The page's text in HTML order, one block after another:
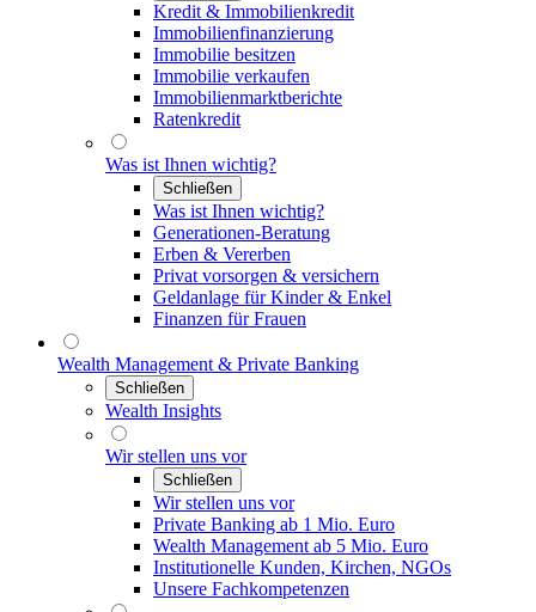
Kredit & Immobilienkredit
Immobilienfinanzierung
Immobilie besitzen
Immobilie verkaufen
Immobilienmarktberichte
Ratenkredit
Was ist Ihnen wichtig?
Schließen
Was ist Ihnen wichtig?
Generationen-Beratung
Erben & Vererben
Privat vorsorgen & versichern
Geldanlage für Kinder & Enkel
Finanzen für Frauen
Wealth Management & Private Banking
Schließen
Wealth Insights
Wir stellen uns vor
Schließen
Wir stellen uns vor
Private Banking ab 1 Mio. Euro
Wealth Management ab 5 Mio. Euro
Institutionelle Kunden, Kirchen, NGOs
Unsere Fachkompetenzen